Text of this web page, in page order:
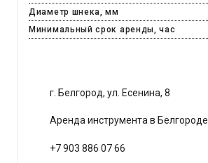
Диаметр шнека, мм
Минимальный срок аренды, час
г. Белгород, ул. Есенина, 8
Аренда инструмента в Белгороде
+7 903 886 07 66